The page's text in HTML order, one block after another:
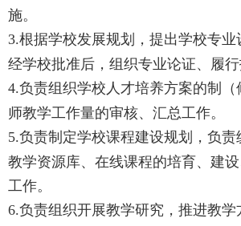
施。
3.根据学校发展规划，提出学校专业
经学校批准后，组织专业论证、履行
4.负责组织学校人才培养方案的制（
师教学工作量的审核、汇总工作。
5.负责制定学校课程建设规划，负责
教学资源库、在线课程的培育、建
工作。
6.负责组织开展教学研究，推进教学